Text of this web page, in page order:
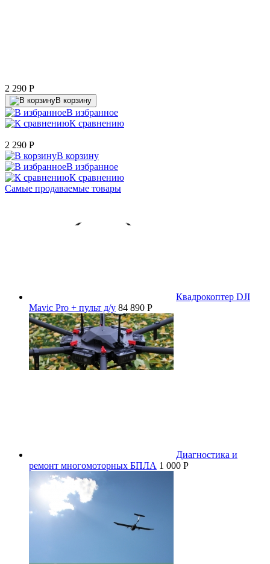
2 290 P
В корзину
В избранное
К сравнению
2 290 P
В корзину
В избранное
К сравнению
Самые продаваемые товары
Квадрокоптер DJI
Mavic Pro + пульт д/у 84 890 P
Диагностика и
ремонт многомоторных БПЛА 1 000 P